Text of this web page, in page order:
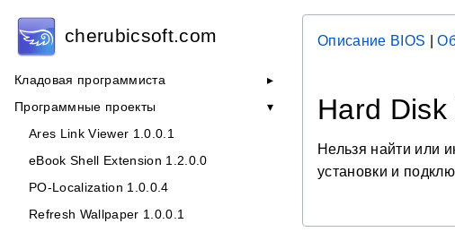
cherubicsoft.com
Кладовая программиста
Программные проекты
Ares Link Viewer 1.0.0.1
eBook Shell Extension 1.2.0.0
PO-Localization 1.0.0.4
Refresh Wallpaper 1.0.0.1
Описание BIOS |
Hard
Нельзя найти или
установки и